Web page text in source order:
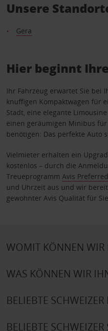
Unsere
Gera
Hier beginnt
Ihr Fahrzeug erwartet Sie bei
knuffigen Kompaktwagen für
Stadt, eine elegante
einen geräumigen Minibus
benötigen: Das perfekte Auto
Vielmieter erhalten ein
kostenlos – durch die
Treueprogramm Avis Preferred
und Uhrzeit aus und wir
gewohnter Avis Qualität für Sie
WOMIT KÖNNEN WIR
WAS KÖNNEN WIR
BELIEBTE
BELIEBTE